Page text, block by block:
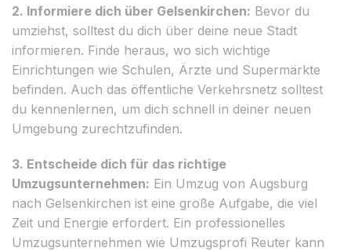
2. Informiere dich über Gelsenkirchen: Bevor du
umziehst, solltest du dich über deine neue Stadt
informieren. Finde heraus, wo sich wichtige
Einrichtungen wie Schulen, Ärzte und Supermärkte
befinden. Auch das öffentliche Verkehrsnetz solltest
du kennenlernen, um dich schnell in deiner neuen
Umgebung zurechtzufinden.
3. Entscheide dich für das richtige
Umzugsunternehmen: Ein Umzug von Augsburg
nach Gelsenkirchen ist eine große Aufgabe, die viel
Zeit und Energie erfordert. Ein professionelles
Umzugsunternehmen wie Umzugsprofi Reuter kann